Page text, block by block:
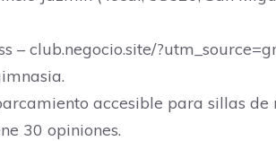
– club.negocio.site/
accesible para sillas de
30 opiniones.